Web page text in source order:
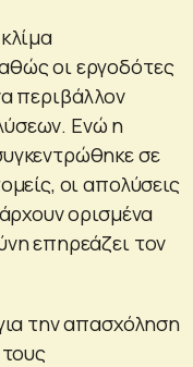
οι εργοδότες
περιβάλλον
Ενώ η
σε
οι απολύσεις
ορισμένα
επηρεάζει τον
την απασχόληση